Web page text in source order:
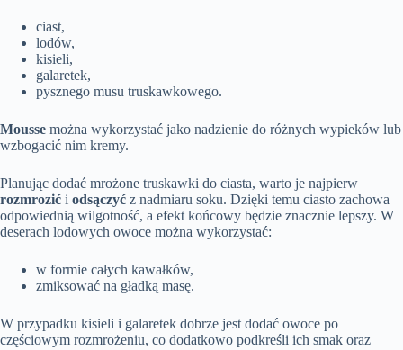
ciast,
lodów,
kisieli,
galaretek,
pysznego musu truskawkowego.
Mousse można wykorzystać jako nadzienie do różnych wypieków lub
wzbogacić nim kremy.
Planując dodać mrożone truskawki do ciasta, warto je najpierw
rozmrozić i odsączyć z nadmiaru soku. Dzięki temu ciasto zachowa
odpowiednią wilgotność, a efekt końcowy będzie znacznie lepszy. W
deserach lodowych owoce można wykorzystać:
w formie całych kawałków,
zmiksować na gładką masę.
W przypadku kisieli i galaretek dobrze jest dodać owoce po
częściowym rozmrożeniu, co dodatkowo podkreśli ich smak oraz